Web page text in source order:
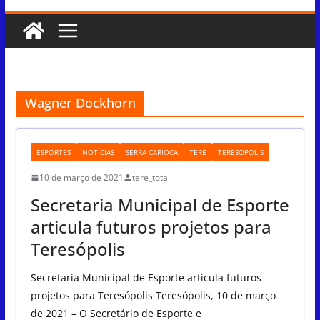
Wagner Dockhorn
ESPORTES NOTÍCIAS SERRA CARIOCA TERE TERESOPOLIS
10 de março de 2021 tere_total
Secretaria Municipal de Esporte
articula futuros projetos para
Teresópolis
Secretaria Municipal de Esporte articula futuros
projetos para Teresópolis Teresópolis, 10 de março
de 2021 – O Secretário de Esporte e